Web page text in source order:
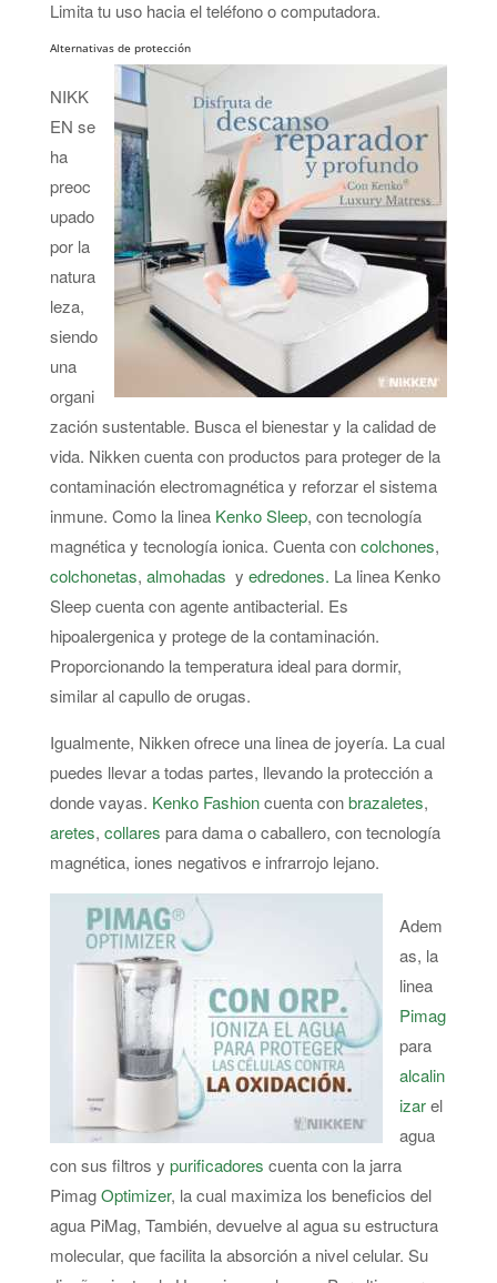
Limita tu uso hacia el teléfono o computadora.
Alternativas de protección
NIKK
EN se
ha
preoc
upado
por la
natura
leza,
siendo
una
organi
zación sustentable. Busca el bienestar y la calidad de
vida. Nikken cuenta con productos para proteger de la
contaminación electromagnética y reforzar el sistema
inmune. Como la linea Kenko Sleep, con tecnología
magnética y tecnología ionica. Cuenta concolchones,
colchonetas, almohadas y edredones. La linea Kenko
Sleep cuenta con agente antibacterial. Es
hipoalergenica y protege de la contaminación.
Proporcionando la temperatura ideal para dormir,
similar al capullo de orugas.
Igualmente, Nikken ofrece una linea de joyería. La cual
puedes llevar a todas partes, llevando la protección a
donde vayas. Kenko Fashioncuenta conbrazaletes,
aretes, collares para dama o caballero, con tecnología
magnética, iones negativos e infrarrojo lejano.
Adem
as, la
linea
Pimag
para
alcalin
izarel
agua
con sus filtros y purificadores cuenta con la jarra
PimagOptimizer, la cual maximiza los beneficios del
agua PiMag, También, devuelve al agua su estructura
molecular, que facilita la absorción a nivel celular. Su